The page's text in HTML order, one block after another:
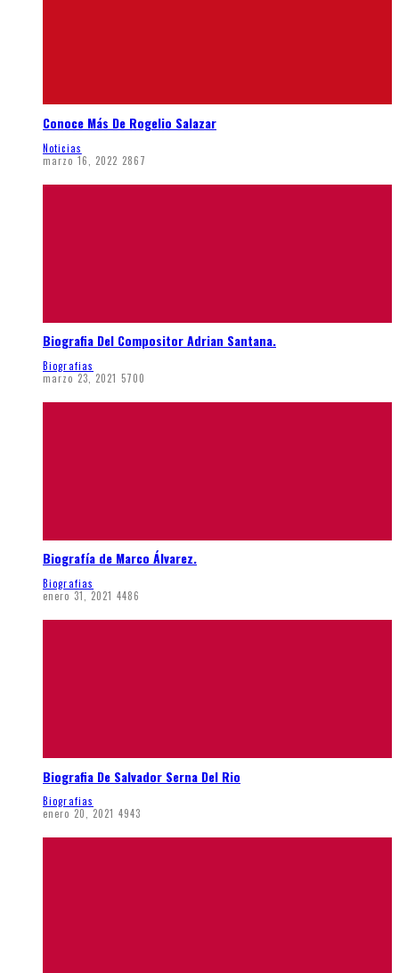
Conoce Más De Rogelio Salazar
Noticias
marzo 16, 2022 2867
Biografia Del Compositor Adrian Santana.
Biografias
marzo 23, 2021 5700
Biografía de Marco Álvarez.
Biografias
enero 31, 2021 4486
Biografia De Salvador Serna Del Rio
Biografias
enero 20, 2021 4943